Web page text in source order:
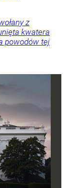
z
kwatera
powodów tej